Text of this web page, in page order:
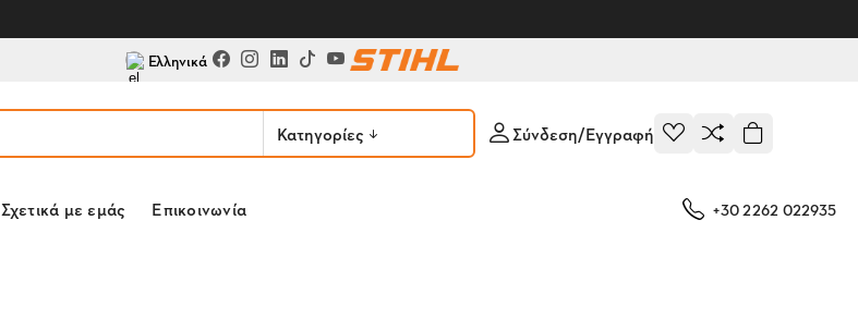
Ελληνικά
Κατηγορίες Σύνδεση/Εγγραφή
Σχετικά με εμάς Επικοινωνία +30 2262 022935